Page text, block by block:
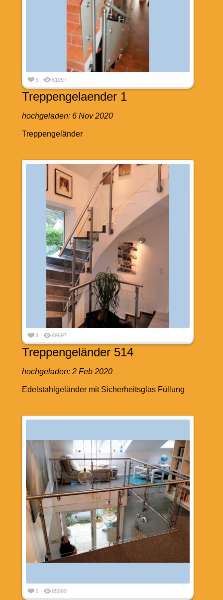
3 61097
Treppengelaender 1
hochgeladen: 6 Nov 2020
Treppengeländer
3 69697
Treppengeländer 514
hochgeladen: 2 Feb 2020
Edelstahlgeländer mit Sicherheitsglas Füllung
2 65090